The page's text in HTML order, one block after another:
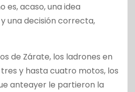
es, acaso, una idea
una decisión correcta,
de Zárate, los ladrones en
y hasta cuatro motos, los
anteayer le partieron la